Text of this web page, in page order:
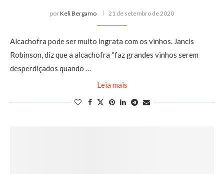
porKeli Bergamo 21 de setembro de 2020
Alcachofra pode ser muito ingrata com os vinhos. Jancis
Robinson, diz que a alcachofra “faz grandes vinhos serem
desperdiçados quando …
Leia mais